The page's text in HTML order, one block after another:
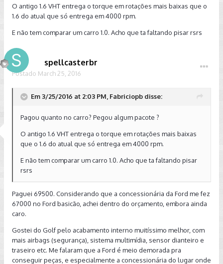
aqueles que tiveram o TSI como referência vão torcer muito
o nariz pelo desempenho desse MSI. Eu, como venho de um
um pouco abaixo das espectativas em termos de
Abraços a todos.
ele demasiado comprido pra minha pequena garagem.
basicão: Focus 1.6 MT ou Golf MSI 1.6 MT. Fiz o test drive nos
esperto. Porém vi que o Golf é um carro que parece
depreciar menos, e por dentro o acabamento da VW eu
achei bem melhor que o da Ford.
principalmente pelo acabamento. Pra falar a verdade, o
mais alto que a potência. Eu peguei o manual achando que
seria razoavelmente melhor que o automatico. Mas, nesse
primeiro dia que andei nele, achei ele meio lerdo, não muito
mais rápido que meu Golzinho 1.0, porém com um conforto
muitíssimo melhor, claro.
que é igual ou pior, devido ao maior peso, e parece ter
menor torque em baixa rotação.
pelas condições desse nosso Brazilzão atual, ficou um
pouco mais caro que o Focus de entrada, mas com um
acabamento bem melhor, porém infelizmente com um motor
um pouco pior.
O antigo 1.6 VHT entrega o torque em rotações mais baixas que o
1.6 do atual que só entrega em 4000 rpm.
E não tem comparar um carro 1.0. Acho que ta faltando pisar rsrs
spellcasterbr
Postado March 25, 2016
Em 3/25/2016 at 2:03 PM, Fabriciopb disse:
Pagou quanto no carro? Pegou algum pacote ?
O antigo 1.6 VHT entrega o torque em rotações mais baixas
que o 1.6 do atual que só entrega em 4000 rpm.
E não tem comparar um carro 1.0. Acho que ta faltando pisar
rsrs
Paguei 69500. Considerando que a concessionária da Ford me fez
67000 no Ford basicão, achei dentro do orçamento, embora ainda
caro.
Gostei do Golf pelo acabamento interno muitíssimo melhor, com
mais airbags (segurança), sistema multimídia, sensor dianteiro e
traseiro etc. Me falaram que a Ford é meio demorada pra
conseguir peças, e especialmente a concessionária do lugar onde